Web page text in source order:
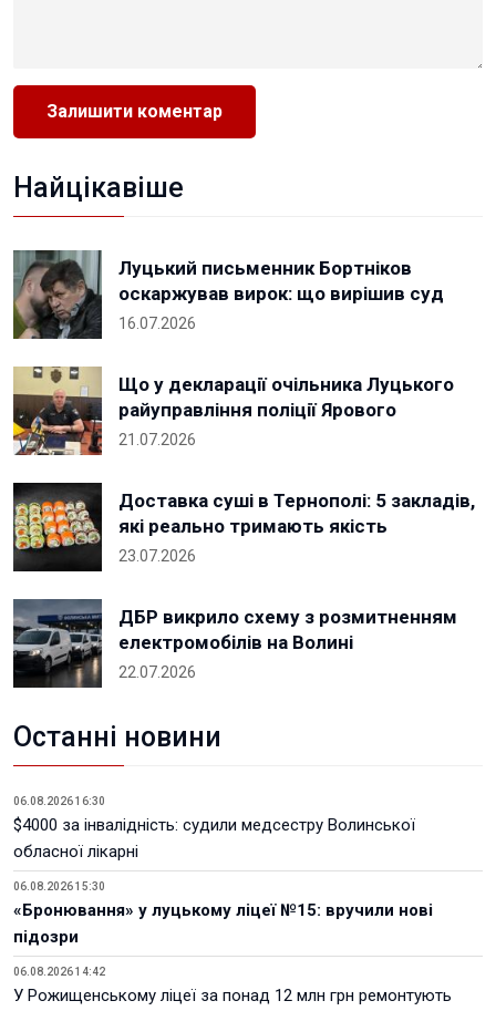
Найцікавіше
Луцький письменник Бортніков
оскаржував вирок: що вирішив суд
16.07.2026
Що у декларації очільника Луцького
райуправління поліції Ярового
21.07.2026
Доставка суші в Тернополі: 5 закладів,
які реально тримають якість
23.07.2026
ДБР викрило схему з розмитненням
електромобілів на Волині
22.07.2026
Останні новини
06.08.2026 16:30
$4000 за інвалідність: судили медсестру Волинської
обласної лікарні
06.08.2026 15:30
«Бронювання» у луцькому ліцеї №15: вручили нові
підозри
06.08.2026 14:42
У Рожищенському ліцеї за понад 12 млн грн ремонтують